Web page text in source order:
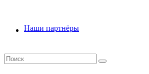
Наши партнёры